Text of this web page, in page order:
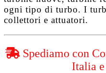
ogni tipo di turbo. I
collettori e attuatori.
Spediamo con
Italia